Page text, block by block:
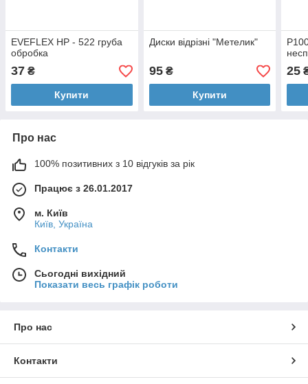
EVEFLEX HP - 522 груба
обробка
37 ₴
Купити
Диски відрізні "Метелик"
95₴
Купити
25
Про нас
100% позитивних з 10 відгуків за рік
Працює з 26.01.2017
м. Київ
Київ, Україна
Контакти
Сьогодні вихідний
Показати весь графік роботи
Про нас
Контакти